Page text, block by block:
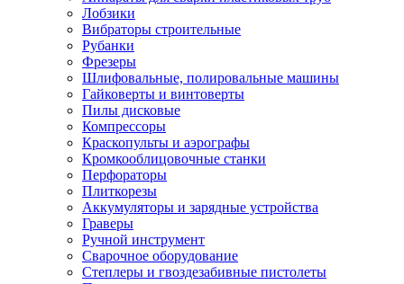
Лобзики
Вибраторы строительные
Рубанки
Фрезеры
Шлифовальные, полировальные машины
Гайковерты и винтоверты
Пилы дисковые
Компрессоры
Краскопульты и аэрографы
Кромкооблицовочные станки
Перфораторы
Плиткорезы
Аккумуляторы и зарядные устройства
Граверы
Ручной инструмент
Сварочное оборудование
Степлеры и гвоздезабивные пистолеты